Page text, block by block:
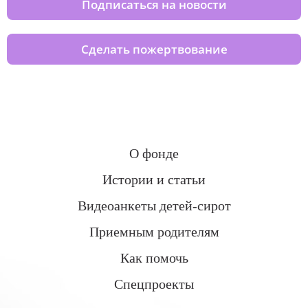
Подписаться на новости
Сделать пожертвование
О фонде
Истории и статьи
Видеоанкеты детей-сирот
Приемным родителям
Как помочь
Спецпроекты